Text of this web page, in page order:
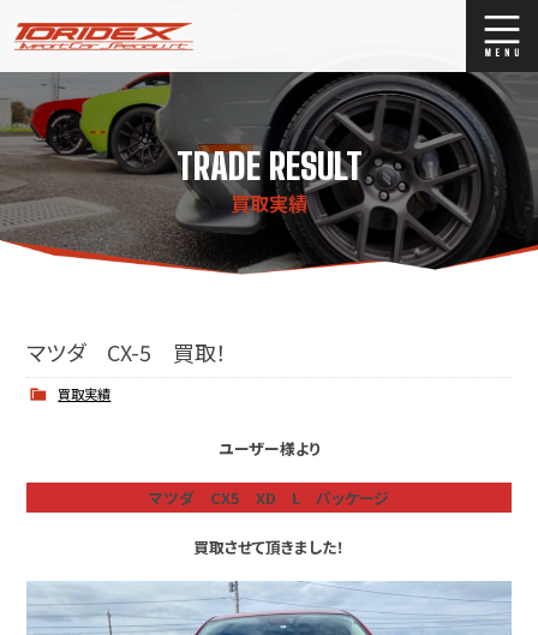
ブログ
Stock list
ストックリスト
買取
TRADE RESULT
買取実績
マツダ CX-5 買取！
買取実績
ユーザー様より
マツダ CX5 XD L パッケージ
買取させて頂きました！